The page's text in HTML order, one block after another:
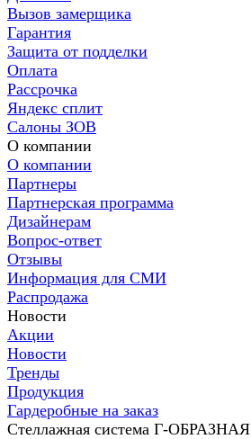
Вызов замерщика
Гарантия
Защита от подделки
Оплата
Рассрочка
Яндекс сплит
Салоны ЗОВ
О компании
О компании
Партнеры
Партнерская программа
Дизайнерам
Вопрос-ответ
Отзывы
Информация для СМИ
Распродажа
Новости
Акции
Новости
Тренды
Продукция
Гардеробные на заказ
Стеллажная система Г-ОБРАЗНАЯ